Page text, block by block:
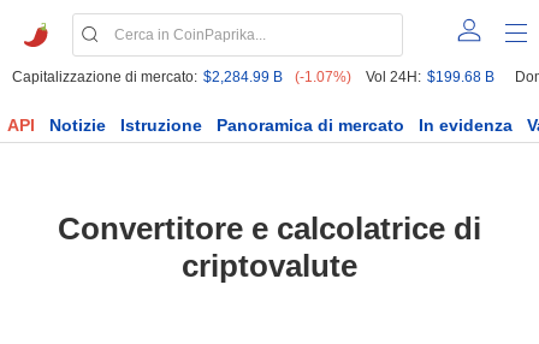
Capitalizzazione di mercato: $2,284.99 B (-1.07%) Vol 24H: $199.68 B
API Notizie Istruzione Panoramica di mercato In evidenza
Convertitore e calcolatrice di
criptovalute